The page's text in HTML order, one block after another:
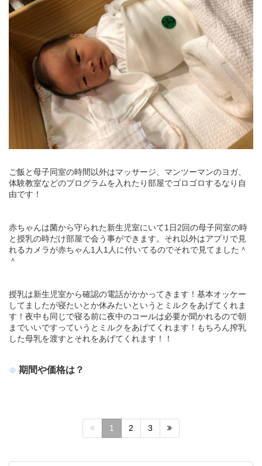
ご飯と母子同室の時間以外はマッサージ、マンツーマンのヨガ、
体験教室などのプログラムを入れたり部屋でゴロゴロするなり自
由です！
赤ちゃんは菌から守られた新生児室にいて1日2回の母子同室の時
と授乳の時だけ部屋で会う事ができます。それ以外はアプリで見
れるカメラが赤ちゃん1人1人に付いてるのでそれで見てました＾
＾
授乳は新生児室から確認の電話がかかってきます！基本オッケー
してましたが寝たいとか休みたいというとミルクをあげてくれま
す！夜中も同じで寝る前に夜中のコールは必要か聞かれるので朝
までいいですっていうとミルクをあげてくれます！もちろん搾乳
した母乳を渡すとそれをあげてくれます！！
期間や価格は？
1 2 3